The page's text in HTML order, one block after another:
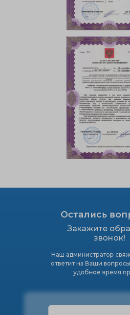
Остались
Наш администратор
ответит на Ваши
удобное время
Закажите
звонок!